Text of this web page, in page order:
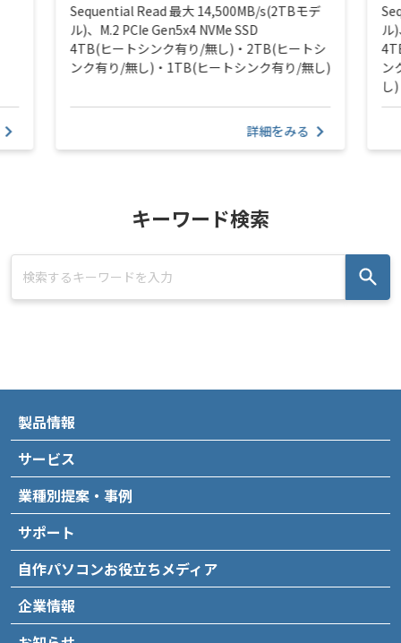
Sequential Read 最大 14,500MB/s(2TBモデ
ル)、M.2 PCIe Gen5x4 NVMe SSD
4TB(ヒートシンク有り/無し)・2TB(ヒートシ
ンク有り/無し)・1TB(ヒートシンク有り/無し)
詳細をみる
ル
ン
し
キーワード検索
製品情報
サービス
業種別提案・事例
サポート
自作パソコンお役立ちメディア
企業情報